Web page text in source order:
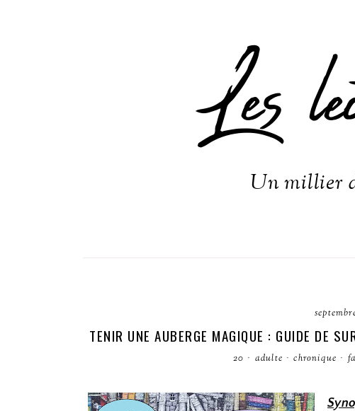
Les
Un millier
TENIR UNE AUBERGE MAGIQUE : GUIDE DE
20 · adulte · chronique ·